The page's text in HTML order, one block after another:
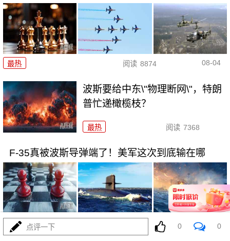
最热 阅读 8874 08-04
波斯要给中东\"物理断网\"，特朗
普忙递橄榄枝？
最热 阅读 7368
F-35真被波斯导弹端了！美军这次到底输在哪
最热 08-04
点评一下 0 0